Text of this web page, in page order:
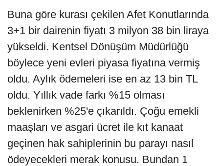
Buna göre kurası çekilen Afet Konutlarında
3+1 bir dairenin fiyatı 3 milyon 38 bin liraya
yükseldi. Kentsel Dönüşüm Müdürlüğü
böylece yeni evleri piyasa fiyatına vermiş
oldu. Aylık ödemeleri ise en az 13 bin TL
oldu. Yıllık vade farkı %15 olması
beklenirken %25'e çıkarıldı. Çoğu emekli
maaşları ve asgari ücret ile kıt kanaat
geçinen hak sahiplerinin bu parayı nasıl
ödeyecekleri merak konusu. Bundan 1